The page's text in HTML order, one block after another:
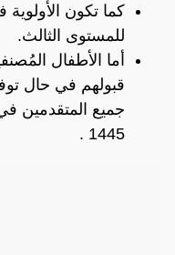
كما تكون
للمستوى الثالث.
أما الأطفال
قبولهم في حال
1445 .